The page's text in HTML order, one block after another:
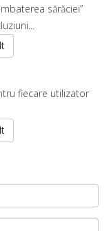
sărăciei”
fiecare utilizator